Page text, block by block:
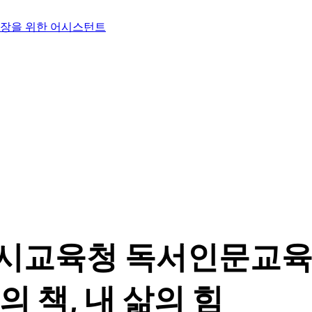
교육청 독서인문교육
책, 내 삶의 힘